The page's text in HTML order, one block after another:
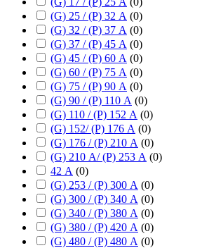
(G) 25 / (P) 32 А (0)
(G) 32 / (P) 37 А (0)
(G) 37 / (P) 45 А (0)
(G) 45 / (P) 60 А (0)
(G) 60 / (P) 75 А (0)
(G) 75 / (P) 90 А (0)
(G) 90 / (P) 110 А (0)
(G) 110 / (P) 152 А (0)
(G) 152/ (P) 176 А (0)
(G) 176 / (P) 210 А (0)
(G) 210 А/ (P) 253 А (0)
42 А (0)
(G) 253 / (P) 300 А (0)
(G) 300 / (P) 340 А (0)
(G) 340 / (P) 380 А (0)
(G) 380 / (P) 420 А (0)
(G) 480 / (P) 480 А (0)